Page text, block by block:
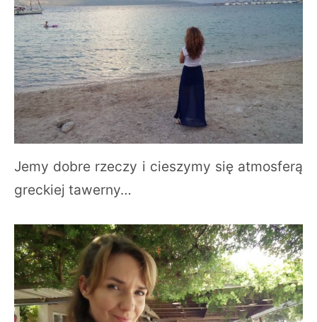
Jemy dobre rzeczy i cieszymy się atmosferą
greckiej tawerny…